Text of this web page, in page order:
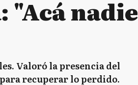
"Acá nadie
Valoró la presencia del
recuperar lo perdido.